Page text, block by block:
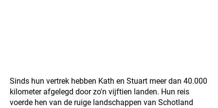
Sinds hun vertrek hebben Kath en Stuart meer dan 40.000
kilometer afgelegd door zo'n vijftien landen. Hun reis
voerde hen van de ruige landschappen van Schotland